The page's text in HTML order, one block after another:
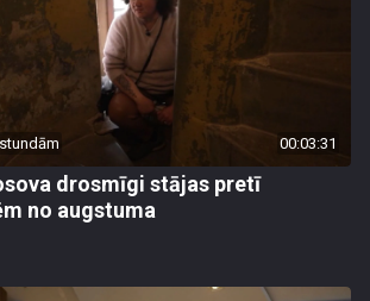
00:03:31
drosmīgi stājas pretī
no augstuma